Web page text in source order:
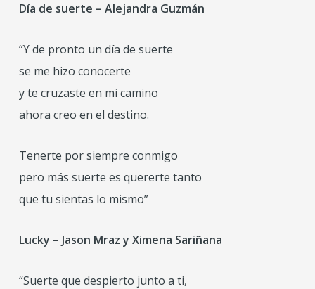
Día de suerte – Alejandra Guzmán
“Y de pronto un día de suerte
se me hizo conocerte
y te cruzaste en mi camino
ahora creo en el destino.
Tenerte por siempre conmigo
pero más suerte es quererte tanto
que tu sientas lo mismo”
Lucky – Jason Mraz y Ximena Sariñana
“Suerte que despierto junto a ti,